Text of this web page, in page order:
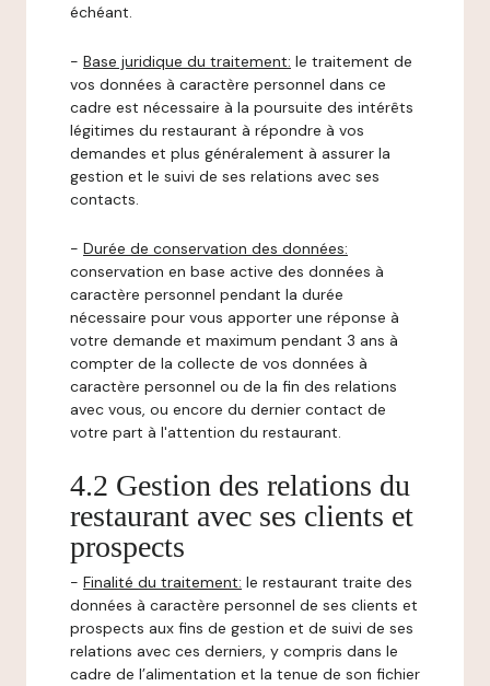
échéant.
- Base juridique du traitement: le traitement de
vos données à caractère personnel dans ce
cadre est nécessaire à la poursuite des intérêts
légitimes du restaurant à répondre à vos
demandes et plus généralement à assurer la
gestion et le suivi de ses relations avec ses
contacts.
- Durée de conservation des données:
conservation en base active des données à
caractère personnel pendant la durée
nécessaire pour vous apporter une réponse à
votre demande et maximum pendant 3 ans à
compter de la collecte de vos données à
caractère personnel ou de la fin des relations
avec vous, ou encore du dernier contact de
votre part à l'attention du restaurant.
4.2 Gestion des relations du
restaurant avec ses clients et
prospects
- Finalité du traitement: le restaurant traite des
données à caractère personnel de ses clients et
prospects aux fins de gestion et de suivi de ses
relations avec ces derniers, y compris dans le
cadre de l’alimentation et la tenue de son fichier